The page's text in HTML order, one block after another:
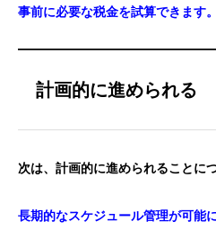
事前に必要な税金を試算できます。
計画的に進められる
次は、計画的に進められることに
長期的なスケジュール管理が可能